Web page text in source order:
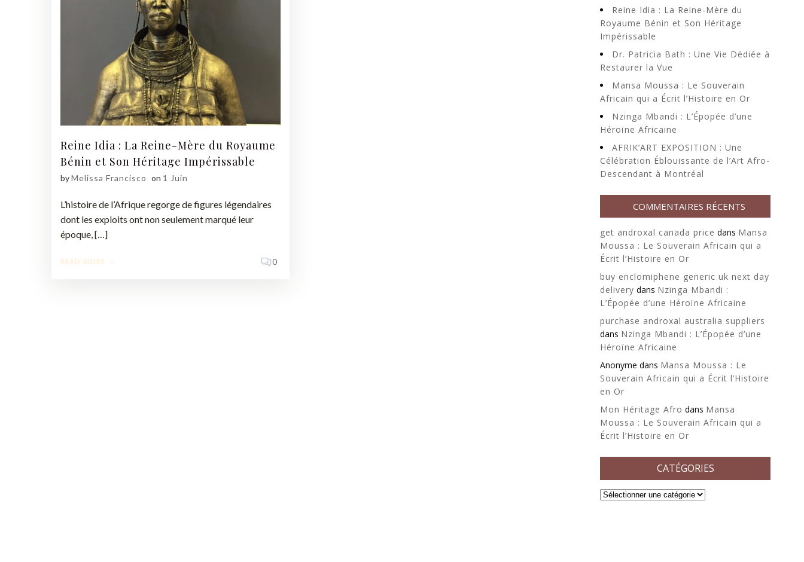
Reine Idia : La Reine-Mère du Royaume
Bénin et Son Héritage Impérissable
byMelissa Francisco on 1 Juin
L’histoire de l’Afrique regorge de figures légendaires
dont les exploits ont non seulement marqué leur
époque, […]
READ MORE 0
Reine Idia : La Reine-Mère du
Royaume Bénin et Son Héritage
Impérissable
Dr. Patricia Bath : Une Vie Dédiée à
Restaurer la Vue
Mansa Moussa : Le Souverain
Africain qui a Écrit l’Histoire en Or
Nzinga Mbandi : L’Épopée d’une
Héroïne Africaine
AFRIK’ART EXPOSITION : Une
Célébration Éblouissante de l’Art Afro-
Descendant à Montréal
COMMENTAIRES RÉCENTS
get androxal canada price dans Mansa
Moussa : Le Souverain Africain qui a
Écrit l’Histoire en Or
buy enclomiphene generic uk next day
delivery dans Nzinga Mbandi :
L’Épopée d’une Héroïne Africaine
purchase androxal australia suppliers
dans Nzinga Mbandi : L’Épopée d’une
Héroïne Africaine
Anonyme dans Mansa Moussa : Le
Souverain Africain qui a Écrit l’Histoire
en Or
Mon Héritage Afro dans Mansa
Moussa : Le Souverain Africain qui a
Écrit l’Histoire en Or
CATÉGORIES
Catégories